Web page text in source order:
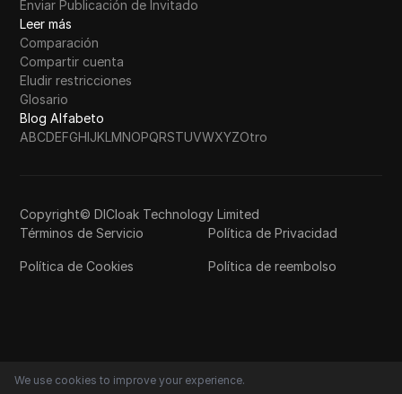
Enviar Publicación de Invitado
Leer más
Comparación
Compartir cuenta
Eludir restricciones
Glosario
Blog Alfabeto
ABCDEFGHIJKLMNOPQRSTUVWXYZOtro
Copyright© DICloak Technology Limited
Términos de Servicio
Política de Privacidad
Política de Cookies Política de reembolso
We use cookies to improve your experience.